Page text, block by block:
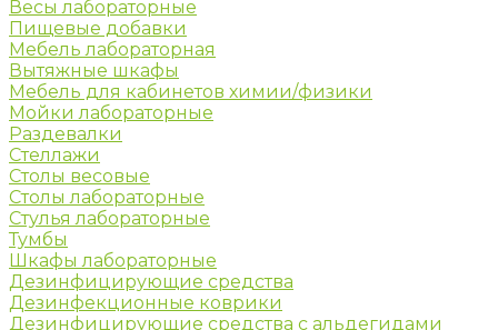
Весы лабораторные
Пищевые добавки
Мебель лабораторная
Вытяжные шкафы
Мебель для кабинетов химии/физики
Мойки лабораторные
Раздевалки
Стеллажи
Столы весовые
Столы лабораторные
Стулья лабораторные
Тумбы
Шкафы лабораторные
Дезинфицирующие средства
Дезинфекционные коврики
Дезинфицирующие средства с альдегидами